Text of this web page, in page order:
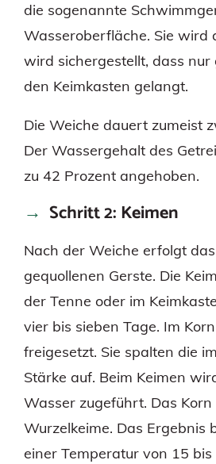
die sogenannte
Wasseroberfläche. Sie wird
wird sichergestellt, dass nur
den Keimkasten gelangt.
Die Weiche dauert zumeist
Der Wassergehalt des
zu 42 Prozent angehoben.
Schritt 2: Keimen
Nach der Weiche erfolgt
gequollenen Gerste. Die
der Tenne oder im
vier bis sieben Tage. Im
freigesetzt. Sie spalten die
Stärke auf. Beim Keimen
Wasser zugeführt. Das
Wurzelkeime. Das Ergebnis
einer Temperatur von 15